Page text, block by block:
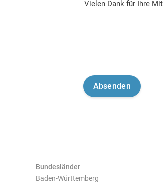
Vielen Dank für Ihre
Bundesländer
Baden-Württemberg